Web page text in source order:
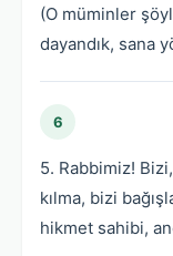
(O müminler
dayandık, sana
6
5. Rabbimiz!
kılma, bizi
hikmet sahibi,